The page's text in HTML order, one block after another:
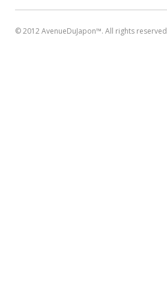
© 2012 AvenueDuJapon™. All rights reserved